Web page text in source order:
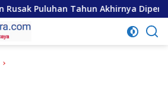
Tahun Akhirnya Diperbaiki